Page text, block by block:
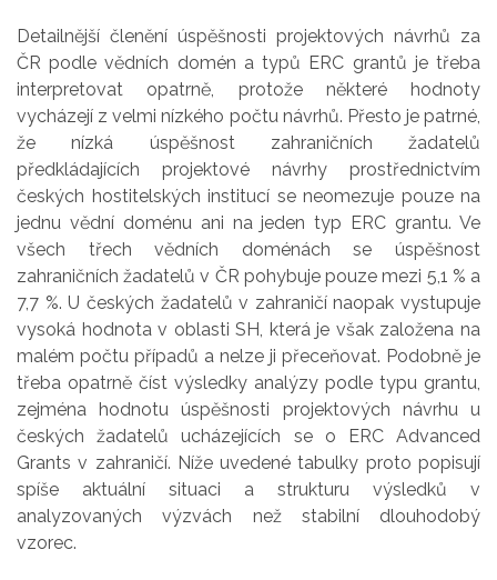
Detailnější členění úspěšnosti projektových návrhů za
ČR podle vědních domén a typů ERC grantů je třeba
interpretovat opatrně, protože některé hodnoty
vycházejí z velmi nízkého počtu návrhů. Přesto je patrné,
že nízká úspěšnost zahraničních žadatelů
předkládajících projektové návrhy prostřednictvím
českých hostitelských institucí se neomezuje pouze na
jednu vědní doménu ani na jeden typ ERC grantu. Ve
všech třech vědních doménách se úspěšnost
zahraničních žadatelů v ČR pohybuje pouze mezi 5,1 % a
7,7 %. U českých žadatelů v zahraničí naopak vystupuje
vysoká hodnota v oblasti SH, která je však založena na
malém počtu případů a nelze ji přeceňovat. Podobně je
třeba opatrně číst výsledky analýzy podle typu grantu,
zejména hodnotu úspěšnosti projektových návrhu u
českých žadatelů ucházejících se o ERC Advanced
Grants v zahraničí. Níže uvedené tabulky proto popisují
spíše aktuální situaci a strukturu výsledků v
analyzovaných výzvách než stabilní dlouhodobý
vzorec.